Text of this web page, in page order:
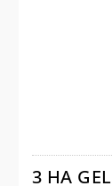
3 HA GEL